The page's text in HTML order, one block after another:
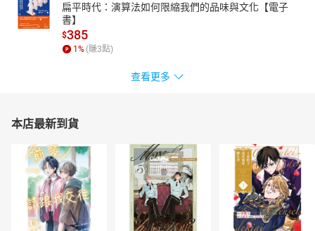
扁平時代：演算法如何限縮我們的品味與文化【電子
書】
$385
1% (賺3點)
查看更多
本店最新到貨